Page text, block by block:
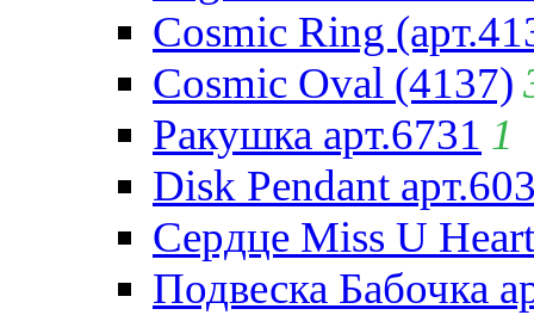
Cosmic Ring
Cosmic Oval (4137)
Ракушка арт.6731 1
Disk Pendant
Сердце Miss U
Подвеска Бабочка